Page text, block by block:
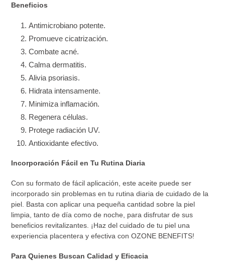
Beneficios
Antimicrobiano potente.
Promueve cicatrización.
Combate acné.
Calma dermatitis.
Alivia psoriasis.
Hidrata intensamente.
Minimiza inflamación.
Regenera células.
Protege radiación UV.
Antioxidante efectivo.
Incorporación Fácil en Tu Rutina Diaria
Con su formato de fácil aplicación, este aceite puede ser
incorporado sin problemas en tu rutina diaria de cuidado de la
piel. Basta con aplicar una pequeña cantidad sobre la piel
limpia, tanto de día como de noche, para disfrutar de sus
beneficios revitalizantes. ¡Haz del cuidado de tu piel una
experiencia placentera y efectiva con OZONE BENEFITS!
Para Quienes Buscan Calidad y Eficacia